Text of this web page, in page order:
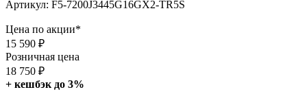
Артикул: F5-7200J3445G16GX2-TR5S
Цена по акции*
15 590 ₽
Розничная цена
18 750 ₽
+ кешбэк до 3%